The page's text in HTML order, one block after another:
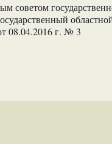
советом
08.04.2016 г. № 3